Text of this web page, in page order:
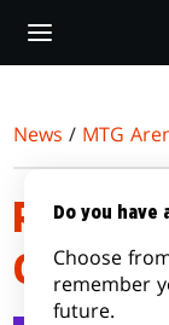
main
News / MTG
GIOCO
Do you have
Choose
remember
future.